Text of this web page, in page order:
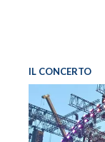
IL CONCERTO